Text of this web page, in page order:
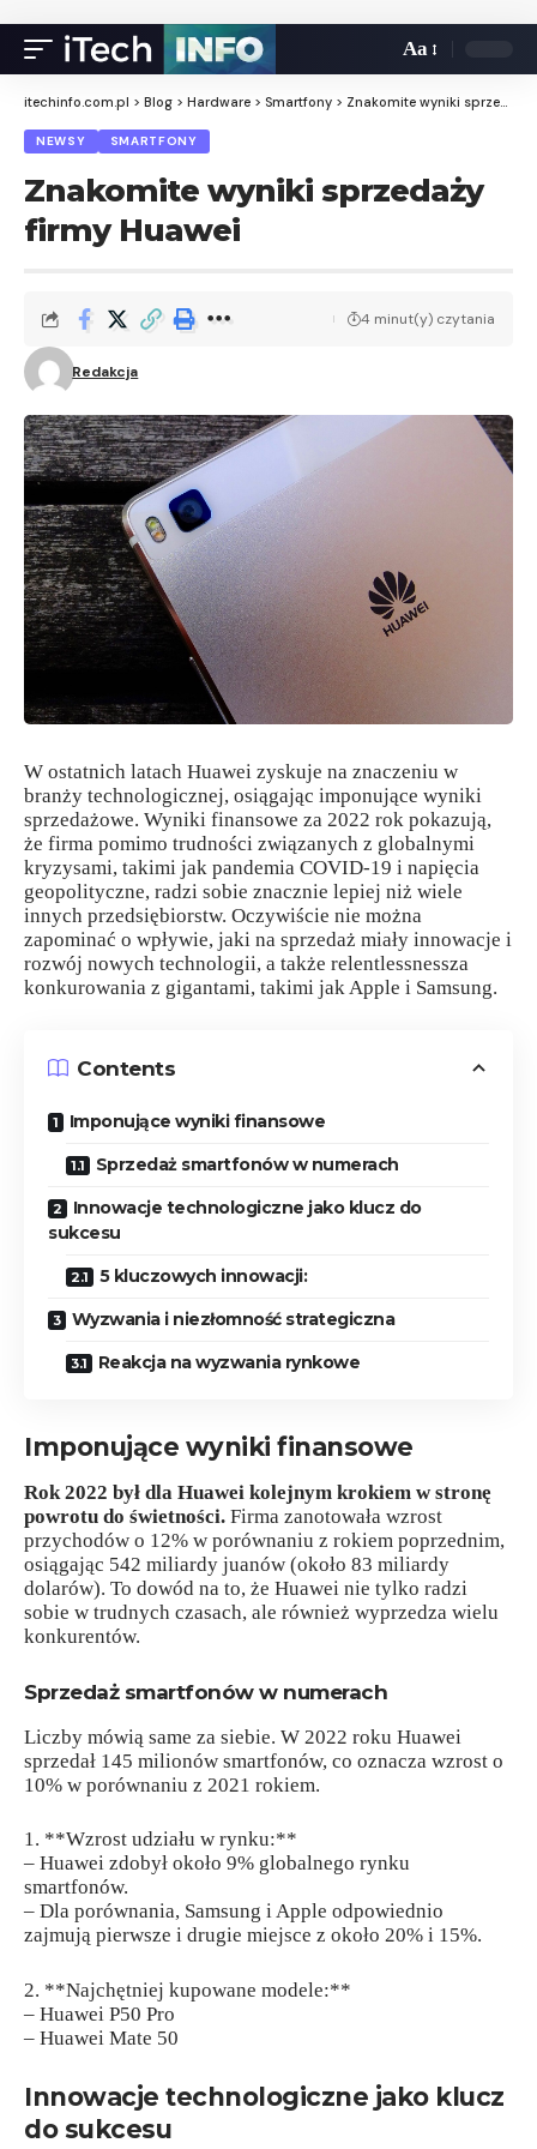
Aa
itechinfo.com.pl > Blog > Hardware > Smartfony > Znakomite wyniki sprzedaży firmy Huawei
NEWSY SMARTFONY
Znakomite wyniki sprzedaży
firmy Huawei
Redakcja
4 minut(y) czytania
W ostatnich latach Huawei zyskuje na znaczeniu w
branży technologicznej, osiągając imponujące wyniki
sprzedażowe. Wyniki finansowe za 2022 rok pokazują,
że firma pomimo trudności związanych z globalnymi
kryzysami, takimi jak pandemia COVID-19 i napięcia
geopolityczne, radzi sobie znacznie lepiej niż wiele
innych przedsiębiorstw. Oczywiście nie można
zapominać o wpływie, jaki na sprzedaż miały innowacje i
rozwój nowych technologii, a także relentlessnessza
konkurowania z gigantami, takimi jak Apple i Samsung.
Contents
Imponujące wyniki finansowe
Sprzedaż smartfonów w numerach
Innowacje technologiczne jako klucz do
sukcesu
5 kluczowych innowacji:
Wyzwania i niezłomność strategiczna
Reakcja na wyzwania rynkowe
Imponujące wyniki finansowe
Rok 2022 był dla Huawei kolejnym krokiem w stronę
powrotu do świetności. Firma zanotowała wzrost
przychodów o 12% w porównaniu z rokiem poprzednim,
osiągając 542 miliardy juanów (około 83 miliardy
dolarów). To dowód na to, że Huawei nie tylko radzi
sobie w trudnych czasach, ale również wyprzedza wielu
konkurentów.
Sprzedaż smartfonów w numerach
Liczby mówią same za siebie. W 2022 roku Huawei
sprzedał 145 milionów smartfonów, co oznacza wzrost o
10% w porównaniu z 2021 rokiem.
1. **Wzrost udziału w rynku:**
– Huawei zdobył około 9% globalnego rynku
smartfonów.
– Dla porównania, Samsung i Apple odpowiednio
zajmują pierwsze i drugie miejsce z około 20% i 15%.
2. **Najchętniej kupowane modele:**
– Huawei P50 Pro
– Huawei Mate 50
Innowacje technologiczne jako klucz
do sukcesu